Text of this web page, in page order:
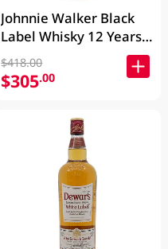
Johnnie Walker Black
Label Whisky 12 Years
700ML
$418.00
$305.00